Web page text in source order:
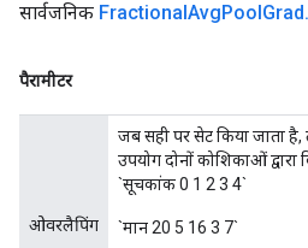
सार्वजनिक FractionalAvgPoolGrad.
पैरामीटर
ओवरलैपिंग
जब सही पर सेट किया जाता
उपयोग दोनों कोशिकाओं
`सूचकांक 0 1 2 3 4`
`मान 20 5 16 3 7`